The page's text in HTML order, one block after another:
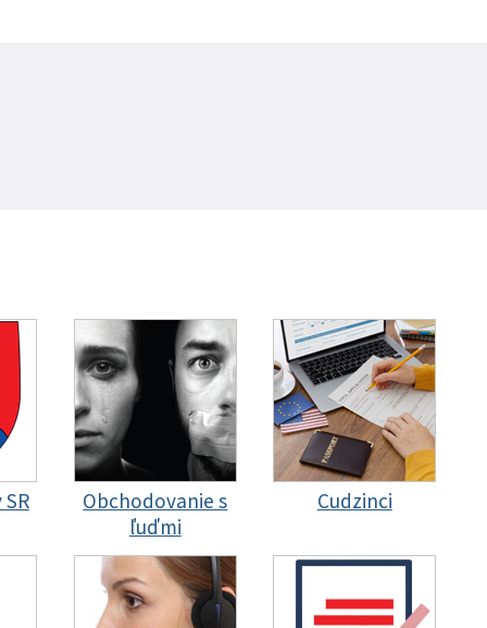
Obchodovanie s
ľuďmi
Cudzinci